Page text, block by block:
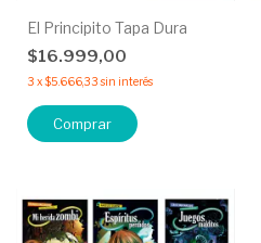
El Principito Tapa Dura
$16.999,00
3 x$5.666,33 sin interés
Comprar